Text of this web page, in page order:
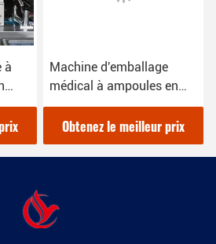
à
Machine d'emballage
médical à ampoules en
alu 220V dans les
emballages de pharmacie
Obtenez le meilleur prix